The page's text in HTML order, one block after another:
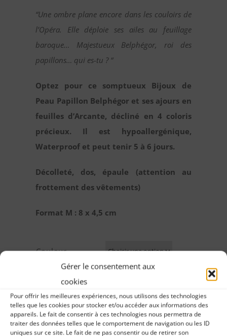
Gérer le consentement aux
cookies
Pour offrir les meilleures expériences, nous utilisons des technologies
telles que les cookies pour stocker et/ou accéder aux informations des
appareils. Le fait de consentir à ces technologies nous permettra de
traiter des données telles que le comportement de navigation ou les ID
uniques sur ce site. Le fait de ne pas consentir ou de retirer son
“Une ombre plane encore dans les couloirs de
l’Opéra. Elle déploie ses ailes au feuillage
baroque… Majestueux Belphégor, roi des
papillons… qui es-tu ? “
Optez pour ce somptueux Bijoux de
Peau Papillon Belphégor et ses ajours en
feuilles d’Arcante, décliné en 4 coloris
précieux. Il est hypoallergénique,
Waterproof et peut tenir 5 à 6 jours.
Décolleté, dos, épaule (attention au
frottement des vêtements)
Format M : 8 x 4,5 cm
Couleur
quantité
de
Bijoux
panier